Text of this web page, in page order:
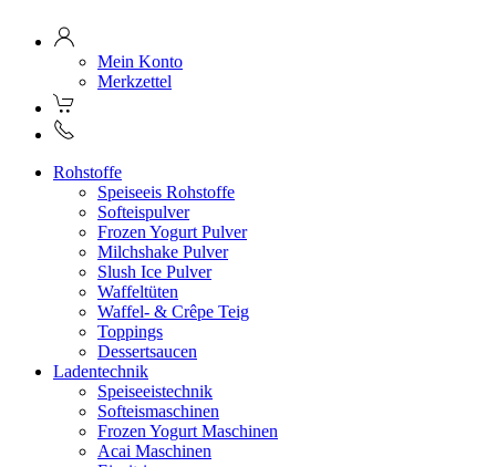
Mein Konto
Merkzettel
Rohstoffe
Speiseeis Rohstoffe
Softeispulver
Frozen Yogurt Pulver
Milchshake Pulver
Slush Ice Pulver
Waffeltüten
Waffel- & Crêpe Teig
Toppings
Dessertsaucen
Ladentechnik
Speiseeistechnik
Softeismaschinen
Frozen Yogurt Maschinen
Acai Maschinen